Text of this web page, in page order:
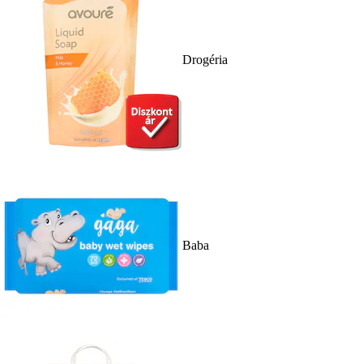
Drogéria
Baba